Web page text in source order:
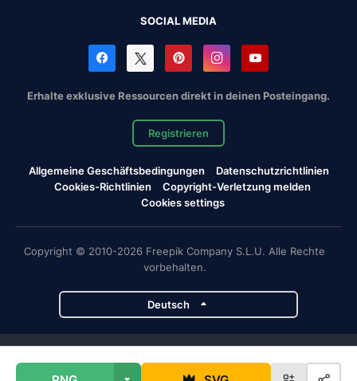
SOCIAL MEDIA
Erhalte exklusive Ressourcen direkt in deinen Posteingang.
Registrieren
Allgemeine Geschäftsbedingungen
Datenschutzrichtlinien
Cookies-Richtlinien
Copyright-Verletzung melden
Cookies settings
Copyright © 2010-2026 Freepik Company S.L.U. Alle Rechte
vorbehalten.
Deutsch